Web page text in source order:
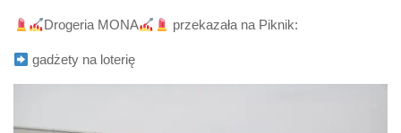
Drogeria MONA przekazała na Piknik:
gadżety na loterię